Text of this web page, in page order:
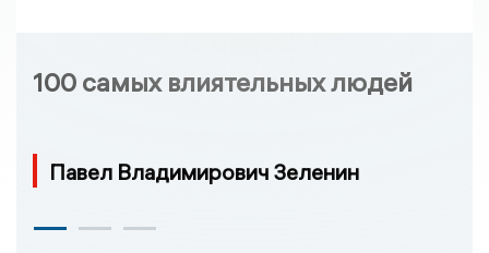
100 самых влиятельных людей
Павел Владимирович Зеленин